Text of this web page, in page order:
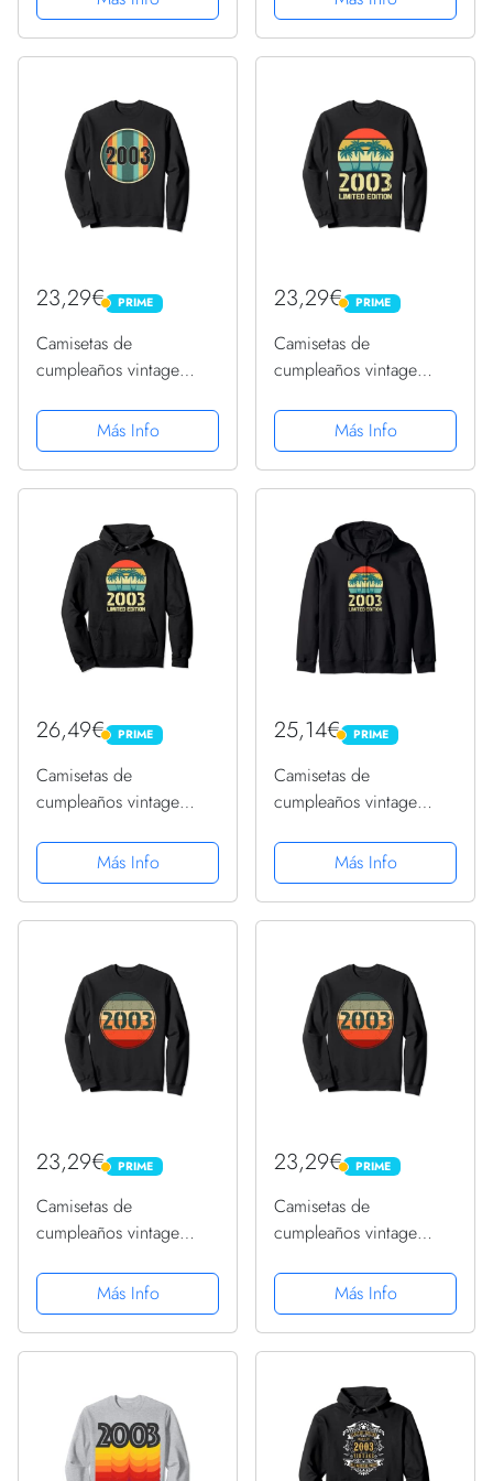
2003 Sudadera con
Capucha
2003 Sudadera con
Capucha
23,29€ PRIME
PRIME
Camisetas de
cumpleaños vintage
divertidas cumpleaños
2003 Sudadera
Más Info
23,29€ PRIME
PRIME
Camisetas de
cumpleaños vintage
divertidas cumpleaños
2003 Sudadera
Más Info
26,49€ PRIME
PRIME
Camisetas de
cumpleaños vintage
divertidas cumpleaños
2003 Sudadera con
Capucha
Más Info
25,14€ PRIME
PRIME
Camisetas de
cumpleaños vintage
divertidas cumpleaños
2003 Sudadera con
Capucha
Más Info
23,29€ PRIME
PRIME
Camisetas de
cumpleaños vintage
divertidas cumpleaños
2003 Sudadera
Más Info
23,29€ PRIME
PRIME
Camisetas de
cumpleaños vintage
divertidas cumpleaños
2003 Sudadera
Más Info